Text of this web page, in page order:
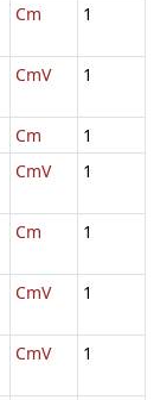
Cm 1
CmV 1
Cm
1
CmV 1
Cm 1
CmV 1
CmV 1